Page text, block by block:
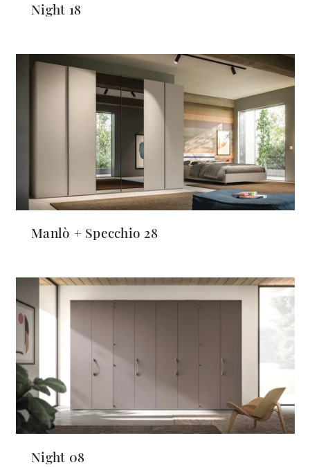
Night 18
Manlò + Specchio 28
Night 08